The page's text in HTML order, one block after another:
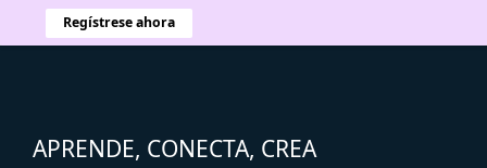
Regístrese ahora
APRENDE, CONECTA, CREA